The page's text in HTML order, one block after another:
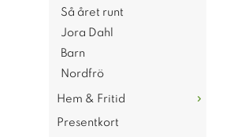
Så året runt
Jora Dahl
Barn
Nordfrö
Hem & Fritid
Presentkort